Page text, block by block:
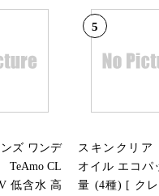
ズ ワンデ
TeAmo CL
低含水 高
5
スキンクリア
オイル エコパ
量 (4種) [ ク